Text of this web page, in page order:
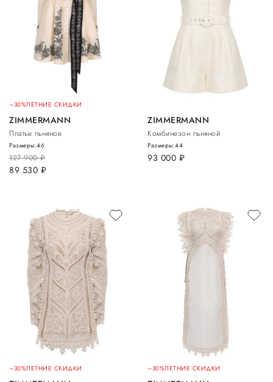
–30%ЛЕТНИЕ СКИДКИ
ZIMMERMANN
Платье льняное
127 900руб.
89 530 руб.
Размеры:46
ZIMMERMANN
Комбинезон льняной
93 000 руб.
Размеры:44
–30%ЛЕТНИЕ СКИДКИ –30%ЛЕТНИЕ СКИДКИ